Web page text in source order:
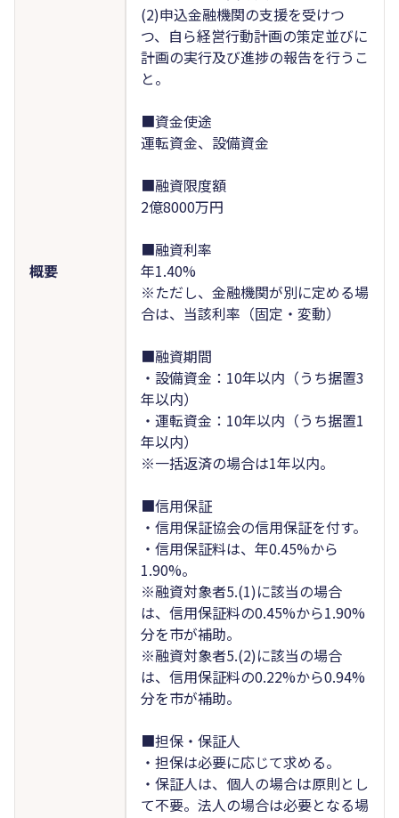
概要
(2)申込金融機関の支援を受けつ
つ、自ら経営行動計画の策定並びに
計画の実行及び進捗の報告を行うこ
と。
■資金使途
運転資金、設備資金
■融資限度額
2億8000万円
■融資利率
年1.40%
※ただし、金融機関が別に定める場
合は、当該利率（固定・変動）
■融資期間
・設備資金：10年以内（うち据置3
年以内）
・運転資金：10年以内（うち据置1
年以内）
※一括返済の場合は1年以内。
■信用保証
・信用保証協会の信用保証を付す。
・信用保証料は、年0.45%から
1.90%。
※融資対象者5.(1)に該当の場合
は、信用保証料の0.45%から1.90%
分を市が補助。
※融資対象者5.(2)に該当の場合
は、信用保証料の0.22%から0.94%
分を市が補助。
■担保・保証人
・担保は必要に応じて求める。
・保証人は、個人の場合は原則とし
て不要。法人の場合は必要となる場